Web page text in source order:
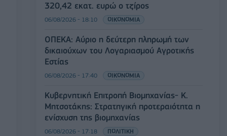
320,42 εκατ. ευρώ ο τζίρος
06/08/2026 - 18:10 ΟΙΚΟΝΟΜΙΑ
ΟΠΕΚΑ: Αύριο η δεύτερη πληρωμή των
δικαιούχων του Λογαριασμού Αγροτικής
Εστίας
06/08/2026 - 17:40 ΟΙΚΟΝΟΜΙΑ
Κυβερνητική Επιτροπή Βιομηχανίας- Κ.
Μητσοτάκης: Στρατηγική προτεραιότητα η
ενίσχυση της βιομηχανίας
06/08/2026 - 17:18 ΠΟΛΙΤΙΚΗ